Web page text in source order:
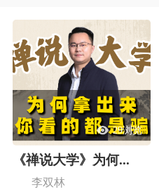
29浏览
《禅说大学》为何...
李双林